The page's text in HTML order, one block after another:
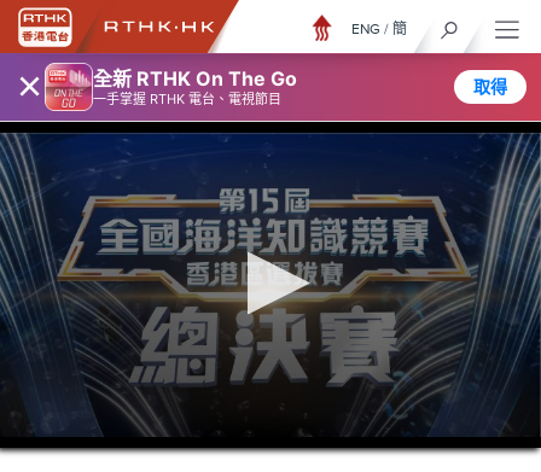
× 全新 RTHK On The Go
一手掌握 RTHK 電台、電視節目
取得
ENG / 簡
seconds